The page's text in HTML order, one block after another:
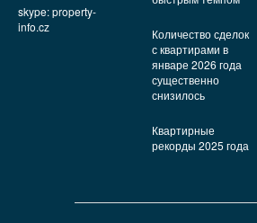
skype: property-
info.cz
Количество сделок
с квартирами в
январе 2026 года
существенно
снизилось
Квартирные
рекорды 2025 года